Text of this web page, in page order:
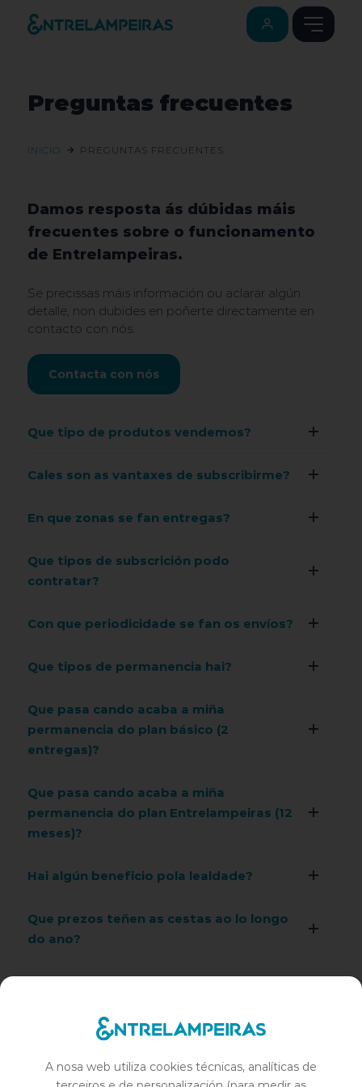
Preguntas frecuentes
INICIO PREGUNTAS FRECUENTES
Damos resposta ás dúbidas máis
frecuentes sobre o funcionamento
de Entrelampeiras.
Se precissas máis información ou aclarar algún
detalle, non dubides en poñerte directamente en
contacto con nós.
Contacta con nós
Que tipo de produtos vendemos?
Cales son as vantaxes de subscribirme?
En que zonas se fan entregas?
Que tipos de subscrición podo
contratar?
Con que periodicidade se fan os envíos?
Que tipos de permanencia hai?
Que pasa cando acaba a miña
permanencia do plan básico (2
entregas)?
Que pasa cando acaba a miña
permanencia do plan Entrelampeiras (12
meses)?
Hai algún beneficio pola lealdade?
Que prezos teñen as cestas ao lo longo
do ano?
Que métodos de pago se admiten?
Cando e como se fan os pagos?
Que pasa se non estou no meu domicilio
A nosa web utiliza cookies técnicas, analíticas de